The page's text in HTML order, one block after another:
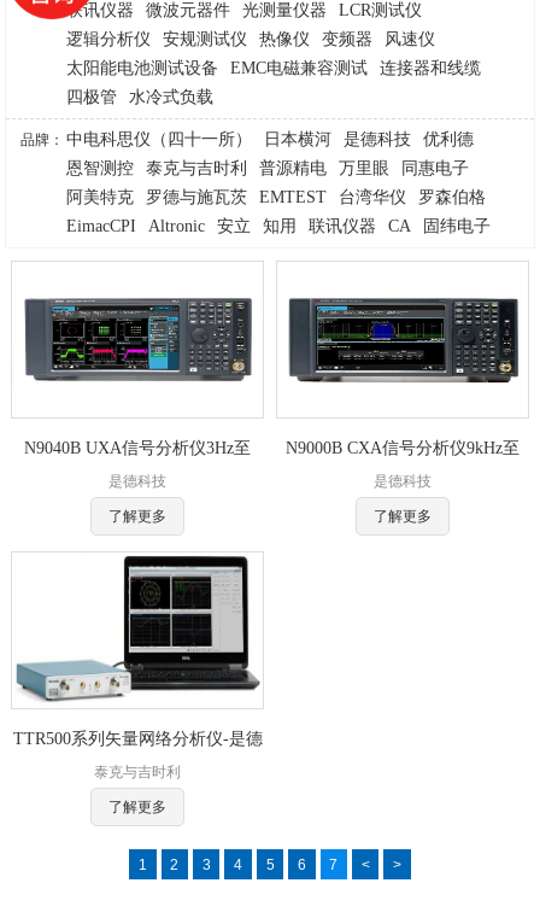
联讯仪器
微波元器件 光测量仪器
LCR测试仪
逻辑分析仪
安规测试仪 热像仪 变频器
风速仪
太阳能电池测试设备
EMC电磁兼容测试
连接器和线缆
四极管
水冷式负载
品牌： 中电科思仪（四十一所） 日本横河 是德科技
优利德
恩智测控
泰克与吉时利 普源精电 万里眼
同惠电子
阿美特克
罗德与施瓦茨 EMTEST 台湾华仪
罗森伯格
EimacCPI
Altronic 安立 知用 联讯仪器 CA 固纬电子
N9040B UXA信号分析仪3Hz至
50GHz-是德科技
是德科技
了解更多
N9000B CXA信号分析仪9kHz至
26.5GHz-是德科技
是德科技
了解更多
TTR500系列矢量网络分析仪-是德
科技
泰克与吉时利
了解更多
1 2 3 4 5 6 7 < >